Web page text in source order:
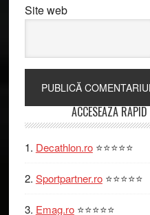
Site web
Primary
Sidebar
ACCESEAZA
Decathlon.ro⭐⭐⭐⭐⭐
Sportpartner.ro⭐⭐⭐⭐⭐
Emag.ro⭐⭐⭐⭐⭐